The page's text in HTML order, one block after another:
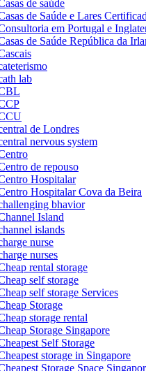
de saúde
de Saúde e Lares
em Portugal e
de Saúde República da
lab
de Londres
nervous system
de repouso
Hospitalar
Hospitalar Cova da Beira
bhavior
Island
islands
nurse
nurses
rental storage
self storage
self storage Services
Storage
storage rental
Storage Singapore
Self Storage
storage in Singapore
Storage Space